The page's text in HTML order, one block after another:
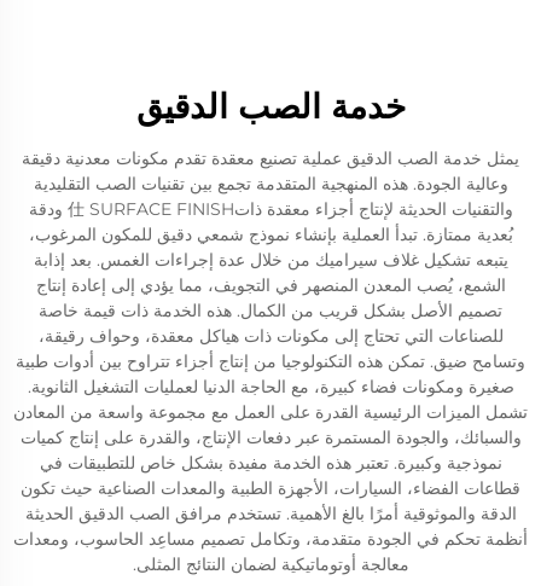
خدمة الصب الدقيق
يمثل خدمة الصب الدقيق عملية تصنيع معقدة تقدم مكونات معدنية دقيقة
وعالية الجودة. هذه المنهجية المتقدمة تجمع بين تقنيات الصب التقليدية
والتقنيات الحديثة لإنتاج أجزاء معقدة ذات仕 SURFACE FINISH ودقة
بُعدية ممتازة. تبدأ العملية بإنشاء نموذج شمعي دقيق للمكون المرغوب،
يتبعه تشكيل غلاف سيراميك من خلال عدة إجراءات الغمس. بعد إذابة
الشمع، يُصب المعدن المنصهر في التجويف، مما يؤدي إلى إعادة إنتاج
تصميم الأصل بشكل قريب من الكمال. هذه الخدمة ذات قيمة خاصة
للصناعات التي تحتاج إلى مكونات ذات هياكل معقدة، وحواف رقيقة،
وتسامح ضيق. تمكن هذه التكنولوجيا من إنتاج أجزاء تتراوح بين أدوات طبية
صغيرة ومكونات فضاء كبيرة، مع الحاجة الدنيا لعمليات التشغيل الثانوية.
تشمل الميزات الرئيسية القدرة على العمل مع مجموعة واسعة من المعادن
والسبائك، والجودة المستمرة عبر دفعات الإنتاج، والقدرة على إنتاج كميات
نموذجية وكبيرة. تعتبر هذه الخدمة مفيدة بشكل خاص للتطبيقات في
قطاعات الفضاء، السيارات، الأجهزة الطبية والمعدات الصناعية حيث تكون
الدقة والموثوقية أمرًا بالغ الأهمية. تستخدم مرافق الصب الدقيق الحديثة
أنظمة تحكم في الجودة متقدمة، وتكامل تصميم مساعِد الحاسوب، ومعدات
معالجة أوتوماتيكية لضمان النتائج المثلى.